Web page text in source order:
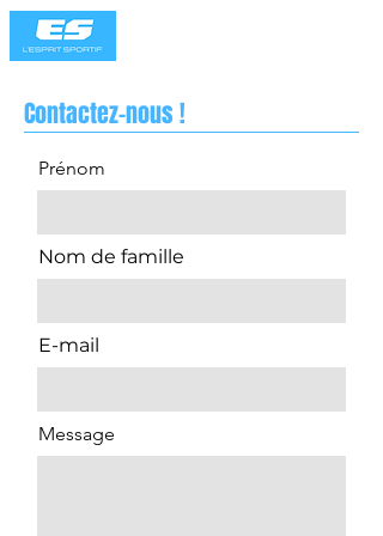
Contactez-nous !
Prénom
Nom de famille
E-mail
Message